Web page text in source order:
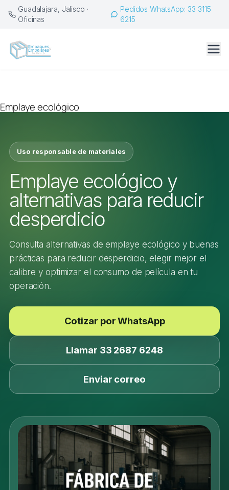
SaltarGuadalajara, Jalisco ·
Oficinas
Pedidos WhatsApp: 33 3115
6215
Emplaye ecológico
Uso responsable de materiales
Emplaye ecológico y
alternativas para reducir
desperdicio
Consulta alternativas de emplaye ecológico y buenas
prácticas para reducir desperdicio, elegir mejor el
calibre y optimizar el consumo de película en tu
operación.
Cotizar por WhatsApp
Llamar 33 2687 6248
Enviar correo